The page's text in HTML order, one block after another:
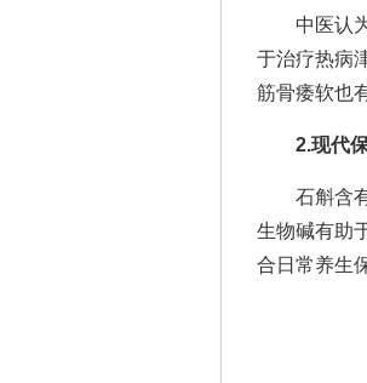
中医认为
于治疗热病
筋骨痿软也
2.现代
石斛含有
生物碱有助
合日常养生